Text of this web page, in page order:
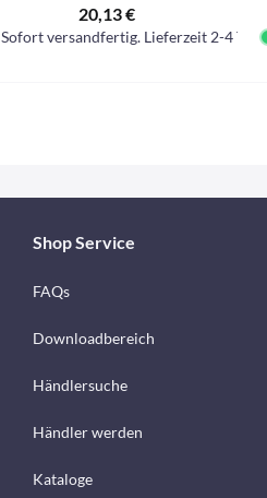
20,13 €
Sofort versandfertig. Lieferzeit 2-4
Shop Service
FAQs
Downloadbereich
Händlersuche
Händler werden
Kataloge